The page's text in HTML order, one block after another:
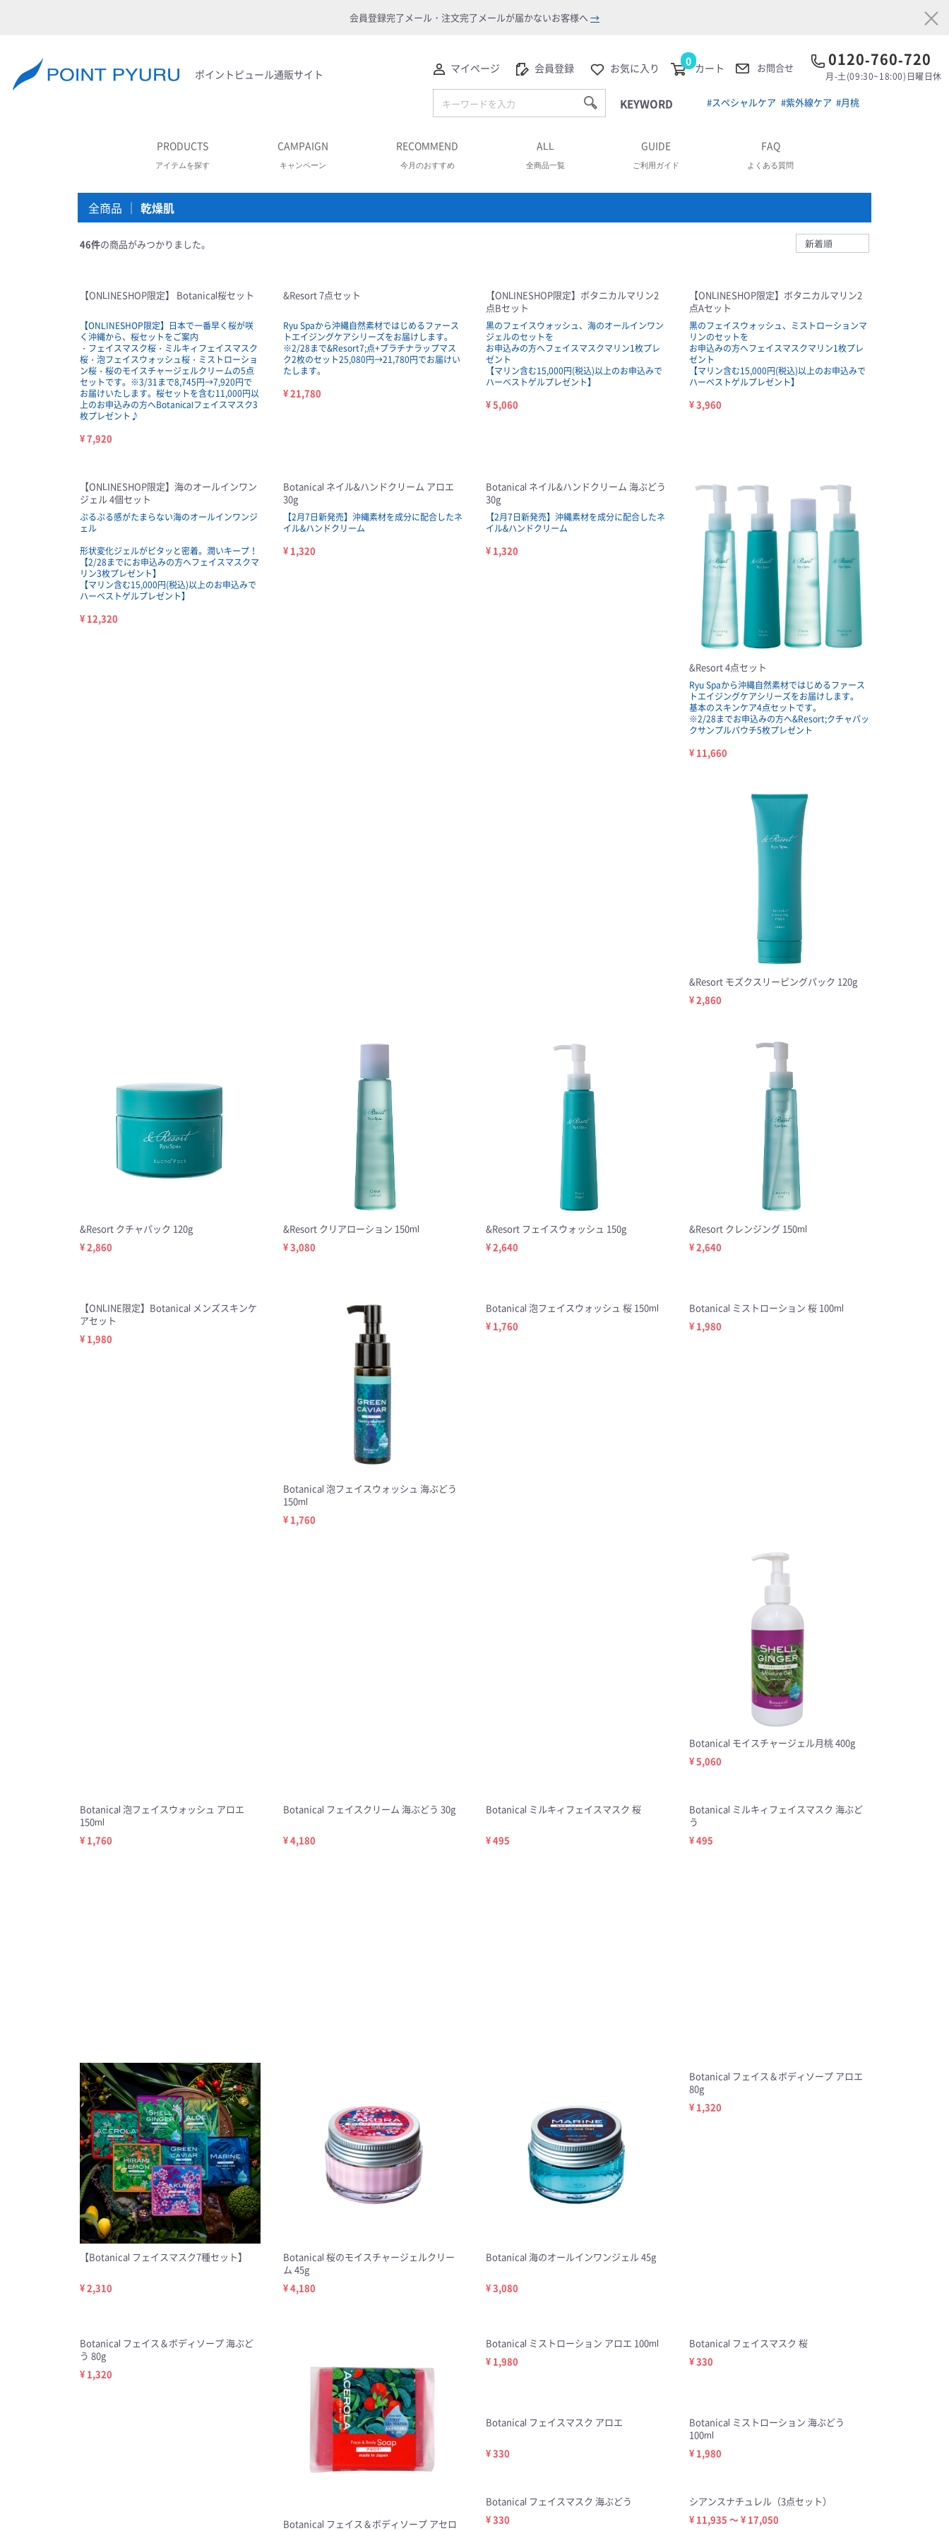
会員登録完了メール・注文完了メールが届かないお客様へ → ×
ポイントピュール通販サイト マイページ 会員登録 お気に入り 0 カート お問合せ 0120-760-720
月-土(09:30~18:00)日曜日休
KEYWORD #スペシャルケア #紫外線ケア #月桃
PRODUCTS
アイテムを探す
CAMPAIGN
キャンペーン
RECOMMEND
今月のおすすめ
ALL
全商品一覧
GUIDE
ご利用ガイド
FAQ
よくある質問
全商品 乾燥肌
46件の商品がみつかりました。
【ONLINESHOP限定】 Botanical桜セット
【ONLINESHOP限定】日本で一番早く桜が咲
く沖縄から、桜セットをご案内
・フェイスマスク桜・ミルキィフェイスマスク
桜・泡フェイスウォッシュ桜・ミストローショ
ン桜・桜のモイスチャージェルクリームの5点
セットです。※3/31まで8,745円→7,920円で
お届けいたします。桜セットを含む11,000円以
上のお申込みの方へBotanicalフェイスマスク3
枚プレゼント♪
¥ 7,920
&Resort 7点セット
Ryu Spaから沖縄自然素材ではじめるファース
トエイジングケアシリーズをお届けします。
※2/28まで&Resort7;点+プラチナラップマス
ク2枚のセット25,080円→21,780円でお届けい
たします。
¥ 21,780
【ONLINESHOP限定】ボタニカルマリン2
点Bセット
黒のフェイスウォッシュ、海のオールインワン
ジェルのセットを
お申込みの方へフェイスマスクマリン1枚プレ
ゼント
【マリン含む15,000円(税込)以上のお申込みで
ハーベストゲルプレゼント】
¥ 5,060
【ONLINESHOP限定】ボタニカルマリン2
点Aセット
黒のフェイスウォッシュ、ミストローションマ
リンのセットを
お申込みの方へフェイスマスクマリン1枚プレ
ゼント
【マリン含む15,000円(税込)以上のお申込みで
ハーベストゲルプレゼント】
¥ 3,960
【ONLINESHOP限定】海のオールインワン
ジェル 4個セット
ぷるぷる感がたまらない海のオールインワンジ
ェル
形状変化ジェルがピタッと密着。潤いキープ！
【2/28までにお申込みの方へフェイスマスクマ
リン3枚プレゼント】
【マリン含む15,000円(税込)以上のお申込みで
ハーベストゲルプレゼント】
¥ 12,320
Botanical ネイル&ハンドクリーム アロエ
30g
【2月7日新発売】沖縄素材を成分に配合したネ
イル&ハンドクリーム
¥ 1,320
Botanical ネイル&ハンドクリーム 海ぶどう
30g
【2月7日新発売】沖縄素材を成分に配合したネ
イル&ハンドクリーム
¥ 1,320
&Resort 4点セット
Ryu Spaから沖縄自然素材ではじめるファース
トエイジングケアシリーズをお届けします。
基本のスキンケア4点セットです。
※2/28までお申込みの方へ&Resort;クチャパッ
クサンプルパウチ5枚プレゼント
¥ 11,660
&Resort モズクスリーピングパック 120g
¥ 2,860
&Resort クチャパック 120g
¥ 2,860
&Resort クリアローション 150ml
¥ 3,080
&Resort フェイスウォッシュ 150g
¥ 2,640
&Resort クレンジング 150ml
¥ 2,640
【ONLINE限定】Botanical メンズスキンケ
アセット
¥ 1,980
Botanical 泡フェイスウォッシュ 海ぶどう
150ml
¥ 1,760
Botanical 泡フェイスウォッシュ 桜 150ml
¥ 1,760
Botanical ミストローション 桜 100ml
¥ 1,980
Botanical モイスチャージェル月桃 400g
¥ 5,060
Botanical 泡フェイスウォッシュ アロエ
150ml
¥ 1,760
Botanical フェイスクリーム 海ぶどう 30g
¥ 4,180
Botanical ミルキィフェイスマスク 桜
¥ 495
Botanical ミルキィフェイスマスク 海ぶど
う
¥ 495
【Botanical フェイスマスク7種セット】
¥ 2,310
Botanical 桜のモイスチャージェルクリー
ム 45g
¥ 4,180
Botanical 海のオールインワンジェル 45g
¥ 3,080
Botanical フェイス＆ボディソープ アロエ
80g
¥ 1,320
Botanical フェイス＆ボディソープ 海ぶど
う 80g
¥ 1,320
Botanical フェイス＆ボディソープ アセロ
Botanical ミストローション アロエ 100ml
¥ 1,980
Botanical フェイスマスク 桜
¥ 330
Botanical フェイスマスク アロエ
¥ 330
Botanical ミストローション 海ぶどう
100ml
¥ 1,980
Botanical フェイスマスク 海ぶどう
¥ 330
シアンスナチュレル（3点セット）
¥ 11,935 ～ ¥ 17,050